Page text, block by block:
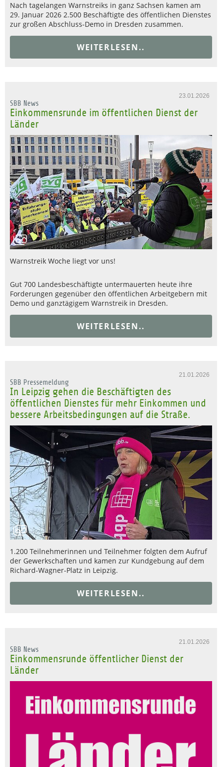
Nach tagelangen Warnstreiks in ganz Sachsen kamen am
29. Januar 2026 2.500 Beschäftigte des öffentlichen Dienstes
zur großen Abschluss-Demo in Dresden zusammen.
WEITERLESEN..
23.01.2026
SBB News
Einkommensrunde im öffentlichen Dienst der
Länder
Warnstreik Woche liegt vor uns!
Gut 700 Landesbeschäftigte untermauerten heute ihre
Forderungen gegenüber den öffentlichen Arbeitgebern mit
Demo und ganztägigem Warnstreik in Dresden.
WEITERLESEN..
21.01.2026
SBB Pressemeldung
In Leipzig gehen die Beschäftigten des
öffentlichen Dienstes für mehr Einkommen und
bessere Arbeitsbedingungen auf die Straße.
1.200 Teilnehmerinnen und Teilnehmer folgten dem Aufruf
der Gewerkschaften und kamen zur Kundgebung auf dem
Richard-Wagner-Platz in Leipzig.
WEITERLESEN..
21.01.2026
SBB News
Einkommensrunde öffentlicher Dienst der
Länder